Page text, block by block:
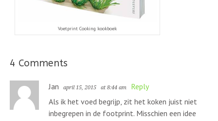
Voetprint Cooking kookboek
4 Comments
Jan april 15, 2015 at 8:44 am
Reply
Als ik het voed begrijp, zit het koken juist niet
inbegrepen in de footprint. Misschien een idee